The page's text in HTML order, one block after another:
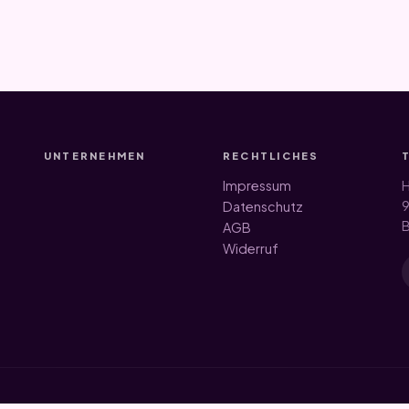
UNTERNEHMEN RECHTLICHES
Impressum
Datenschutz
AGB
Widerruf